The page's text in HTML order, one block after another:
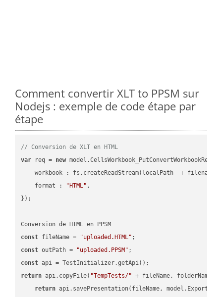
Comment convertir XLT to PPSM sur
Nodejs : exemple de code étape par
étape
// Conversion de XLT en HTML
var req = new
workbook : fs.createReadStream(localPath  + filename
format : "HTML" ,
});
const fileName = "uploaded.HTML"
const outPath = "uploaded.PPSM"
const
return api.copyFile( "TempTests/" + fileName, folderName +
return api.savePresentation(fileName,